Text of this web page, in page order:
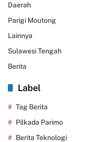
Daerah
Parigi Moutong
Lainnya
Sulawesi Tengah
Berita
Label
Tag Berita
Pilkada Parimo
Berita Teknologi